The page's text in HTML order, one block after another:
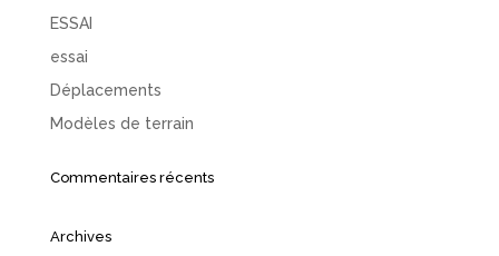
ESSAI
essai
Déplacements
Modèles de terrain
Commentaires récents
Archives